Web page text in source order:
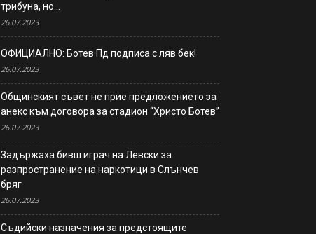
трибуна, но…
26.07.2023
ОФИЦИАЛНО: Ботев Пд подписа с ляв бек!
26.07.2023
Общинският съвет не прие предложението за
анекс към договора за стадион “Христо Ботев”
26.07.2023
Задържаха бивш играч на Левски за
разпространение на наркотици в Слънчев
бряг
26.07.2023
Съдийски назначения за предстоящите